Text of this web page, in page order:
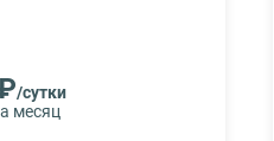
/сутки
месяц